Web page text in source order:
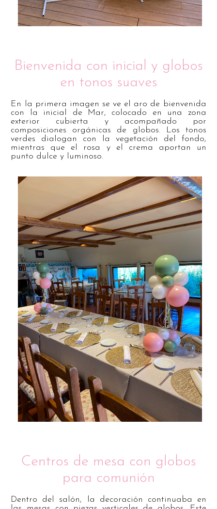
Bienvenida con inicial y globos
en tonos suaves
En la primera imagen se ve el aro de bienvenida
con la inicial de Mar, colocado en una zona
exterior cubierta y acompañado por
composiciones orgánicas de globos. Los tonos
verdes dialogan con la vegetación del fondo,
mientras que el rosa y el crema aportan un
punto dulce y luminoso.
Centros de mesa con globos
para comunión
Dentro del salón, la decoración continuaba en